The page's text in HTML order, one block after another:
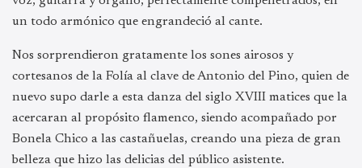
un todo armónico que engrandeció al cante.
Nos sorprendieron gratamente los sones airosos y
cortesanos de la Folía al clave de Antonio del Pino, quien de
nuevo supo darle a esta danza del siglo XVIII matices que la
acercaran al propósito flamenco, siendo acompañado por
Bonela Chico a las castañuelas, creando una pieza de gran
belleza que hizo las delicias del público asistente.